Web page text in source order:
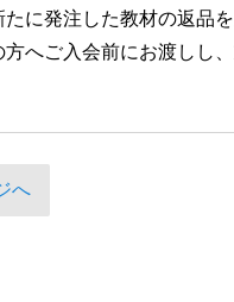
に発注した教材の返品
へご入会前にお渡しし
へ